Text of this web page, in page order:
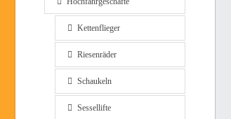
Kettenflieger
Riesenräder
Schaukeln
Sessellifte